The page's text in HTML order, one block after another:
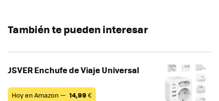
También te pueden interesar
JSVER Enchufe de Viaje Universal
Hoy en Amazon — 14,99 €